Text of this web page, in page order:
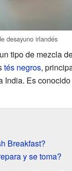
desayuno irlandés
tipo de mezcla
tés negros,
India. Es
Breakfast?
y se toma?